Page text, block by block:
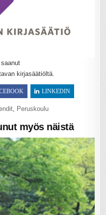
kirjasäätiöltä.
LINKEDIN
, Peruskoulu
myös näistä